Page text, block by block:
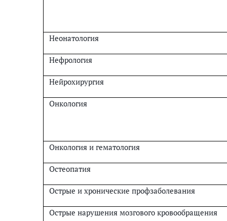
Неонатология
Нефрология
Нейрохирургия
Онкология
Онкология и гематология
Остеопатия
Острые и хронические профзаболевания
Острые нарушения мозгового кровообращения